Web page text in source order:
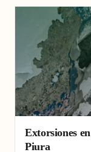
Extorsiones
Piura